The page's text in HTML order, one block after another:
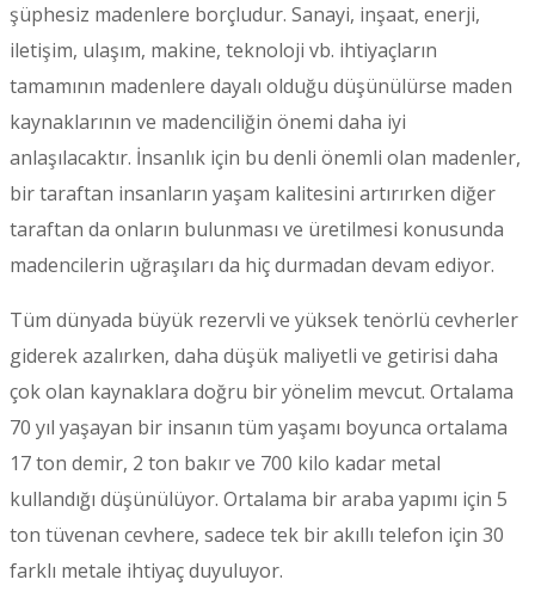
şüphesiz madenlere borçludur. Sanayi, inşaat, enerji,
iletişim, ulaşım, makine, teknoloji vb. ihtiyaçların
tamamının madenlere dayalı olduğu düşünülürse maden
kaynaklarının ve madenciliğin önemi daha iyi
anlaşılacaktır. İnsanlık için bu denli önemli olan madenler,
bir taraftan insanların yaşam kalitesini artırırken diğer
taraftan da onların bulunması ve üretilmesi konusunda
madencilerin uğraşıları da hiç durmadan devam ediyor.
Tüm dünyada büyük rezervli ve yüksek tenörlü cevherler
giderek azalırken, daha düşük maliyetli ve getirisi daha
çok olan kaynaklara doğru bir yönelim mevcut. Ortalama
70 yıl yaşayan bir insanın tüm yaşamı boyunca ortalama
17 ton demir, 2 ton bakır ve 700 kilo kadar metal
kullandığı düşünülüyor. Ortalama bir araba yapımı için 5
ton tüvenan cevhere, sadece tek bir akıllı telefon için 30
farklı metale ihtiyaç duyuluyor.